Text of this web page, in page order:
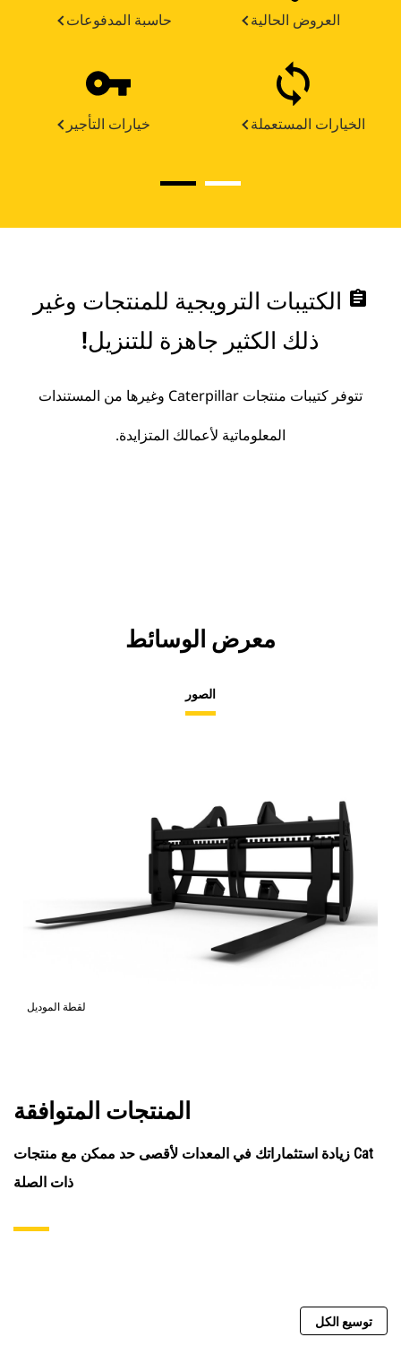
حاسبة المدفوعات العروض الحالية
خيارات التأجير الخيارات المستعملة
assignment الكتيبات الترويجية للمنتجات وغير
ذلك الكثير جاهزة للتنزيل!
تتوفر كتيبات منتجات Caterpillar وغيرها من المستندات
المعلوماتية لأعمالك المتزايدة.
معرض الوسائط
الصور
لقطة الموديل
المنتجات المتوافقة
زيادة استثماراتك في المعدات لأقصى حد ممكن مع منتجات Cat
ذات الصلة
توسيع الكل